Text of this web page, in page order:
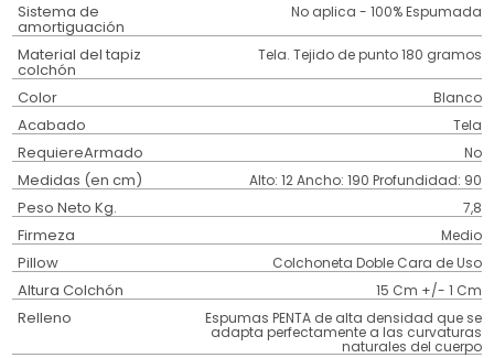
Sistema de
amortiguación
No aplica - 100% Espumada
Material del tapiz
colchón
Tela. Tejido de punto 180 gramos
Color Blanco
Acabado Tela
RequiereArmado No
Medidas (en cm) Alto: 12 Ancho: 190 Profundidad: 90
Peso Neto Kg. 7,8
Firmeza Medio
Pillow Colchoneta Doble Cara de Uso
Altura Colchón 15 Cm +/- 1 Cm
Relleno Espumas PENTA de alta densidad que se
adapta perfectamente a las curvaturas
naturales del cuerpo